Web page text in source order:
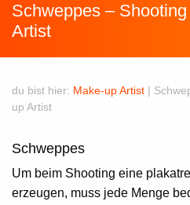
Schweppes –
Artist
du bist hier: Make-up Artist |
up Artist
Schweppes
Um beim Shooting eine
erzeugen, muss jede Menge